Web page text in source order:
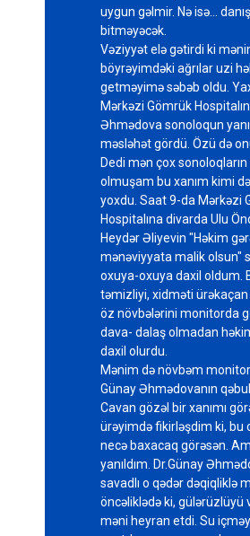
uygun gəlmir. Nə isə...
bitməyəcək.
Vəziyyət elə gətirdi ki
böyrəyimdəki ağrılar uzi
getməyimə səbəb oldu.
Mərkəzi Gömrük
Əhmədova sonoloqun
məsləhət gördü. Özü də
Dedi mən çox
olmuşam bu xanım kimi
yoxdu. Saat 9-da Mərkəzi
Hospitalına divarda Ulu
Heydər Əliyevin "Həkim
mənəviyyata malik olsun"
oxuya-oxuya daxil oldum.
təmizliyi, xidməti ürəkaçan
öz növbələrini monitorda
dava- dalaş olmadan
daxil olurdu.
Mənim də növbəm
Günay Əhmədovanın
Cavan gözəl bir xanımı
ürəyimdə fikirləşdim ki, bu
necə baxacaq görəsən.
yanıldım. Dr.Günay
savadlı o qədər dəqiqliklə
öncəliklədə ki, gülərüzlüyü
məni heyran etdi. Su